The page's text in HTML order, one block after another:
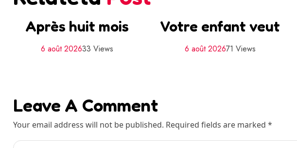
Après huit mois
6 août 202633 Views
Votre enfant veut
6 août 202671 Views
Leave A Comment
Your email address will not be published. Required fields are marked *